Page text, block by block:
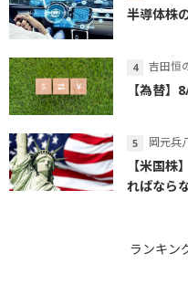
半導体株
吉田恒
【為替
岡元兵
【米国
ればなら
ランキン